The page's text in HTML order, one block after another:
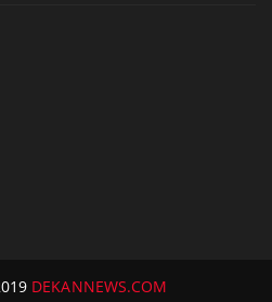
DEKANNEWS.COM